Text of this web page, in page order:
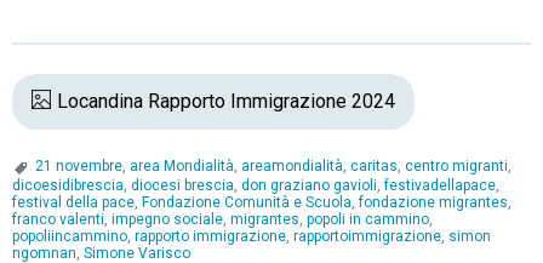
Locandina Rapporto Immigrazione 2024
21 novembre area Mondialità areamondialità caritas centro migranti
dicoesidibrescia diocesi brescia don graziano gavioli ,festivadellapace
festival della pace Fondazione Comunità e Scuola ,fondazione migrantes
franco valenti impegno sociale migrantes popoli in cammino
popoliincammino rapporto immigrazione rapportoimmigrazione simon
ngomnan Simone Varisco